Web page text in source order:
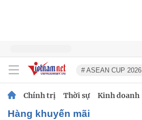
# ASEAN CUP 2026
Chính trị Thời sự Kinh doanh
hàng khuyến mãi